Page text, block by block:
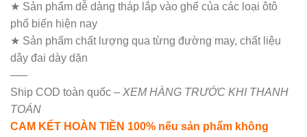
★ Sản phẩm dễ dàng tháp lắp vào ghế của các loại ôtô
phổ biến hiện nay
★ Sản phẩm chất lượng qua từng đường may, chất liệu
dây đai dày dặn
—–
Ship COD toàn quốc – XEM HÀNG TRƯỚC KHI THANH
TOÁN
CAM KẾT HOÀN TIỀN 100% nếu sản phẩm không